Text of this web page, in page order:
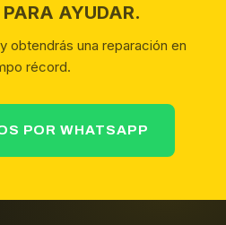
AYUDAR.
obtendrás una reparación en
récord.
POR WHATSAPP